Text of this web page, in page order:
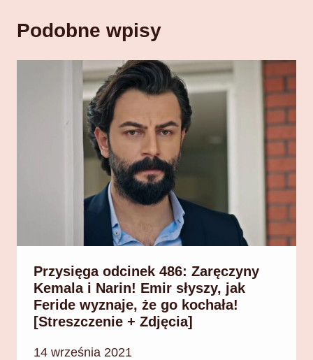
Podobne wpisy
Przysięga odcinek 486: Zaręczyny
Kemala i Narin! Emir słyszy, jak
Feride wyznaje, że go kochała!
[Streszczenie + Zdjęcia]
14 września 2021